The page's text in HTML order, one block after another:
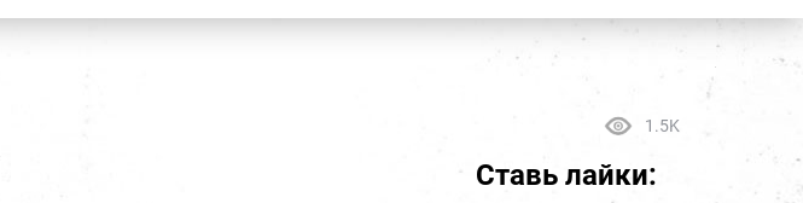
1.5K
Ставь лайки: